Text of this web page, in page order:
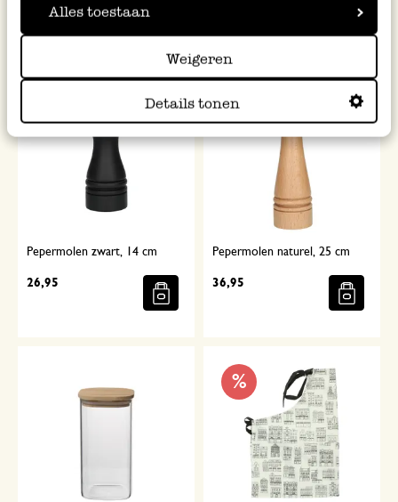
Alles toestaan
Weigeren
Details tonen
Pepermolen zwart, 14 cm
26,95
Pepermolen naturel, 25 cm
36,95
%